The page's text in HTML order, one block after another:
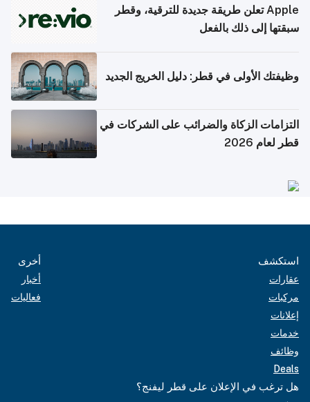
Apple تعلن طريقة جديدة للترقية، وقطر
سبقتها إلى ذلك بالفعل
وظيفتك الأولى في قطر: دليل الخريج الجديد
التزامات الزكاة والضرائب على الشركات في
قطر لعام 2026
استكشف
عقارات
مركبات
إعلانات
خدمات
وظائف
Deals
أخرى
أخبار
فعاليات
هل ترغب في الإعلان على قطر ليفنج؟